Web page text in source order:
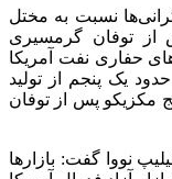
نسبت به مختل
از توفان گرمسیری
حفاری نفت آمریکا
یک پنجم از تولید
خلیج مکزیکو پس از توفان
نووا گفت: بازارها